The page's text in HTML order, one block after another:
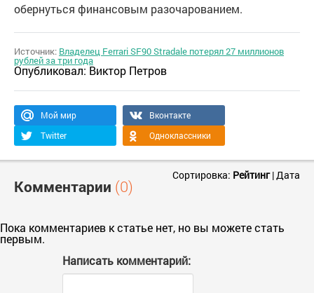
обернуться финансовым разочарованием.
Источник: Владелец Ferrari SF90 Stradale потерял 27 миллионов
рублей за три года
Опубликовал: Виктор Петров
Мой мир
Вконтакте
Twitter
Одноклассники
Комментарии (0)
Сортировка: Рейтинг|Дата
Пока комментариев к статье нет, но вы можете стать
первым.
Написать комментарий: